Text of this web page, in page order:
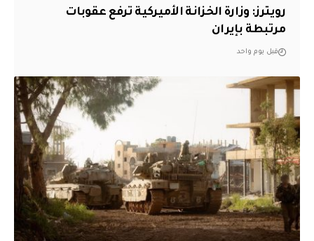
‏رويترز: وزارة الخزانة الأميركية ترفع عقوبات
مرتبطة بإيران
قبل يوم واحد